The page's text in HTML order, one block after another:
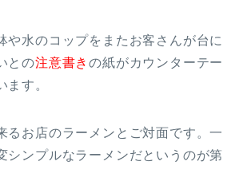
や水のコップをまたお客さんが台に
との注意書きの紙がカウンターテー
ます。
るお店のラーメンとご対面です。一
シンプルなラーメンだというのが第